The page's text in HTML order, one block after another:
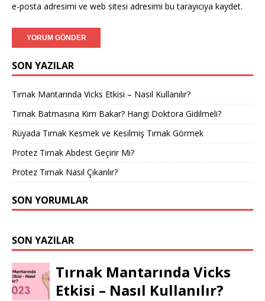
e-posta adresimi ve web sitesi adresimi bu tarayıcıya kaydet.
SON YAZILAR
Tırnak Mantarında Vicks Etkisi – Nasıl Kullanılır?
Tırnak Batmasına Kim Bakar? Hangi Doktora Gidilmeli?
Rüyada Tırnak Kesmek ve Kesilmiş Tırnak Görmek
Protez Tırnak Abdest Geçirir Mi?
Protez Tırnak Nasıl Çıkarılır?
SON YORUMLAR
SON YAZILAR
Tırnak Mantarında Vicks
Etkisi – Nasıl Kullanılır?